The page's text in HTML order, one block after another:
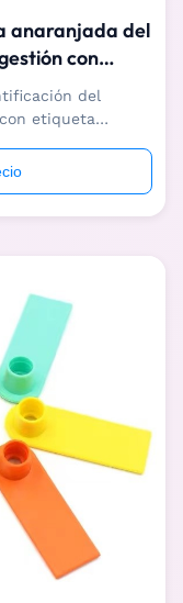
anaranjada del
con
del
etiqueta
etiquetas de
de encargo del